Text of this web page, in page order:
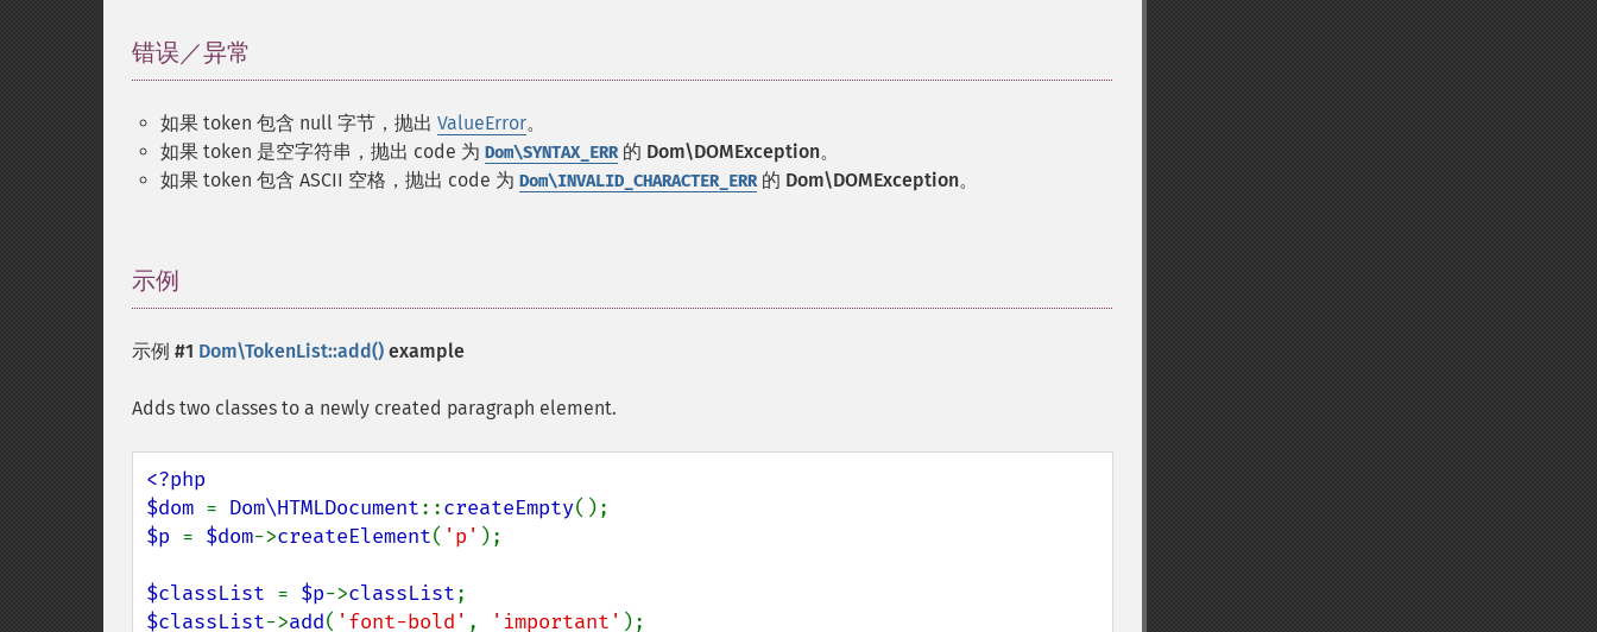
错误／异常
如果 token 包含 null 字节，抛出 ValueError。
如果 token 是空字符串，抛出 code 为 Dom\SYNTAX_ERR的 Dom\DOMException。
如果 token 包含 ASCII 空格，抛出 code 为 Dom\INVALID_CHARACTER_ERR的 Dom\DOMException。
示例
示例 #1 Dom\TokenList::add() example
Adds two classes to a newly created paragraph element.
<?php
$dom = Dom\HTMLDocument::createEmpty
$p = $dom->createElement( 'p' );
$classList = $p->classList
$classList->add( 'font-bold' , 'important' );